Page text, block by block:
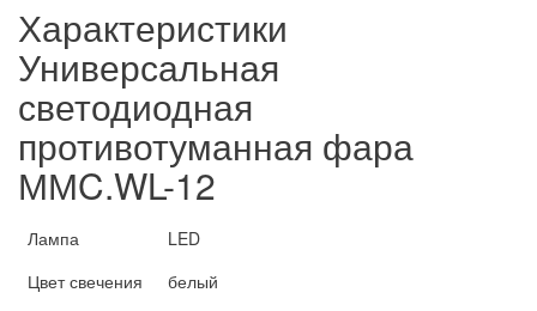
Характеристики
Универсальная
светодиодная
противотуманная фара
ММC.WL-12
Лампа
LED
Цвет свечения
белый